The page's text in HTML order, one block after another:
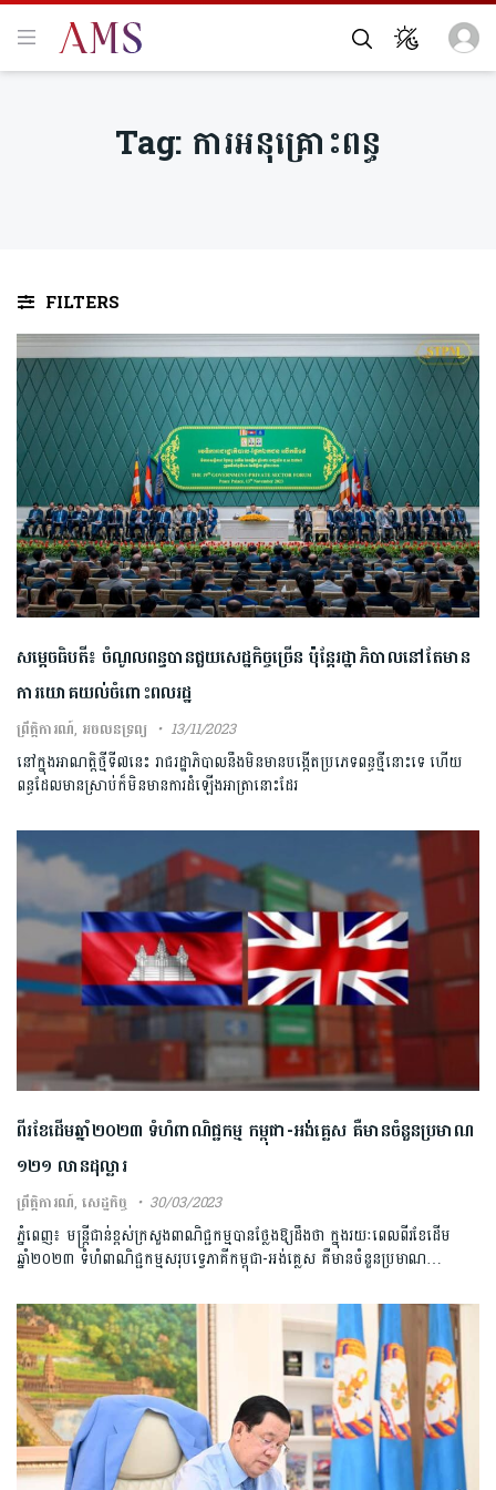
Tag: ការអនុគ្រោះពន្ធ
FILTERS
សម្ដេចធិបតី៖ ចំណូលពន្ធបានជួយសេដ្ឋកិច្ចច្រើន ប៉ុន្តែរដ្ឋាភិបាលនៅតែមាន
ការយោគយល់ចំពោះពលរដ្ឋ
ព្រឹត្តិការណ៍, អចលនទ្រព្យ 13/11/2023
នៅក្នុងអាណត្តិថ្មីទី៧នេះ​ រាជរដ្ឋាភិបាល​នឹងមិនមានបង្កើតប្រភេទពន្ធថ្មីនោះទេ ហើយ
ពន្ធដែលមានស្រាប់ក៏មិនមានការ​ដំឡើងអាត្រានោះដែរ
ពីរខែដើមឆ្នាំ២០២៣ ទំហំពាណិជ្ជកម្ម កម្ពុជា-អង់គ្លេស គឺមានចំនួនប្រមាណ
១២១ លានដុល្លារ
ព្រឹត្តិការណ៍,សេដ្ឋកិច្ច 30/03/2023
ភ្នំពេញ៖ មន្ត្រីជាន់ខ្ពស់ក្រសួងពាណិជ្ជកម្មបានថ្លែងឱ្យដឹងថា ក្នុងរយៈពេលពីរខែដើម
ឆ្នាំ២០២៣ ទំហំពាណិជ្ជកម្មសរុបទ្វេភាគីកម្ពុជា-អង់គ្លេស គឺមានចំនួនប្រមាណ…